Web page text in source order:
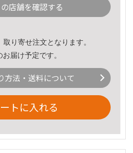
店舗を確認する
り寄せ注文となります。
届け予定です。
方法・送料について
トに入れる